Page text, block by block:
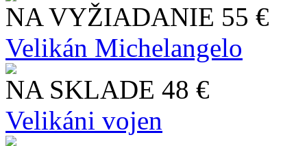
NA VYŽIADANIE 55 €
Velikán Michelangelo
NA SKLADE 48 €
Velikáni vojen